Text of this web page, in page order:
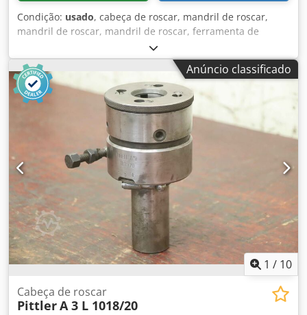
Condição: usado, cabeça de roscar, mandril de roscar,
mandril de roscar, mandril de roscar, ferramenta de
fresar, acessório de roscar Fabricante: Alfred H. Schütte,
cabeça de roscar de abertura automática -Tipo: SH 1 1/4"
Dedpfx Aeu S Tbuolfock -Haste: Ø 40 x 100 mm -Dimensão:
170/155/H225 mm -Peso: 8,6 kg
Anúncio classificado
1 / 10
Cabeça de roscar
PittlerA 3 L 1018/20